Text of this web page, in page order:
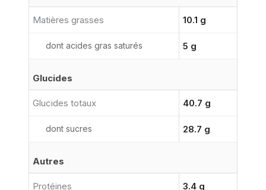
Matières grasses 10.1 g
dont acides gras saturés 5 g
Glucides
Glucides totaux 40.7 g
dont sucres 28.7 g
Autres
Protéines 3.4 g